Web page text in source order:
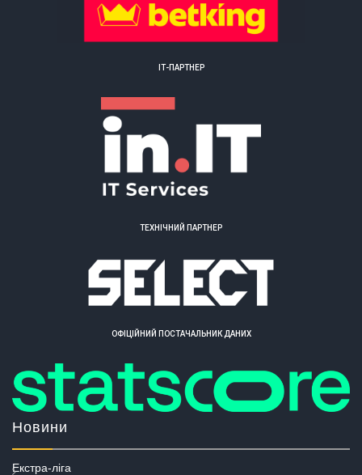
ІТ-ПАРТНЕР
ТЕХНІЧНИЙ ПАРТНЕР
ОФІЦІЙНИЙ ПОСТАЧАЛЬНИК ДАНИХ
Новини
Екстра-ліга